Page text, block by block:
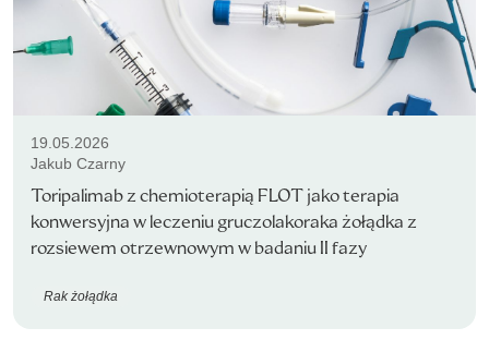
19.05.2026
Jakub Czarny
Toripalimab z chemioterapią FLOT jako terapia
konwersyjna w leczeniu gruczolakoraka żołądka z
rozsiewem otrzewnowym w badaniu II fazy
Rak żołądka